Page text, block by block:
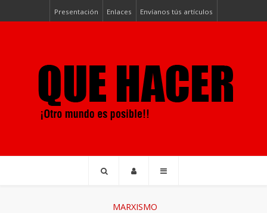
Presentación Enlaces Envíanos tús artículos
MARXISMO